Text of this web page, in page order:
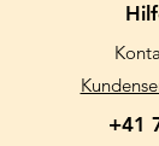
+41